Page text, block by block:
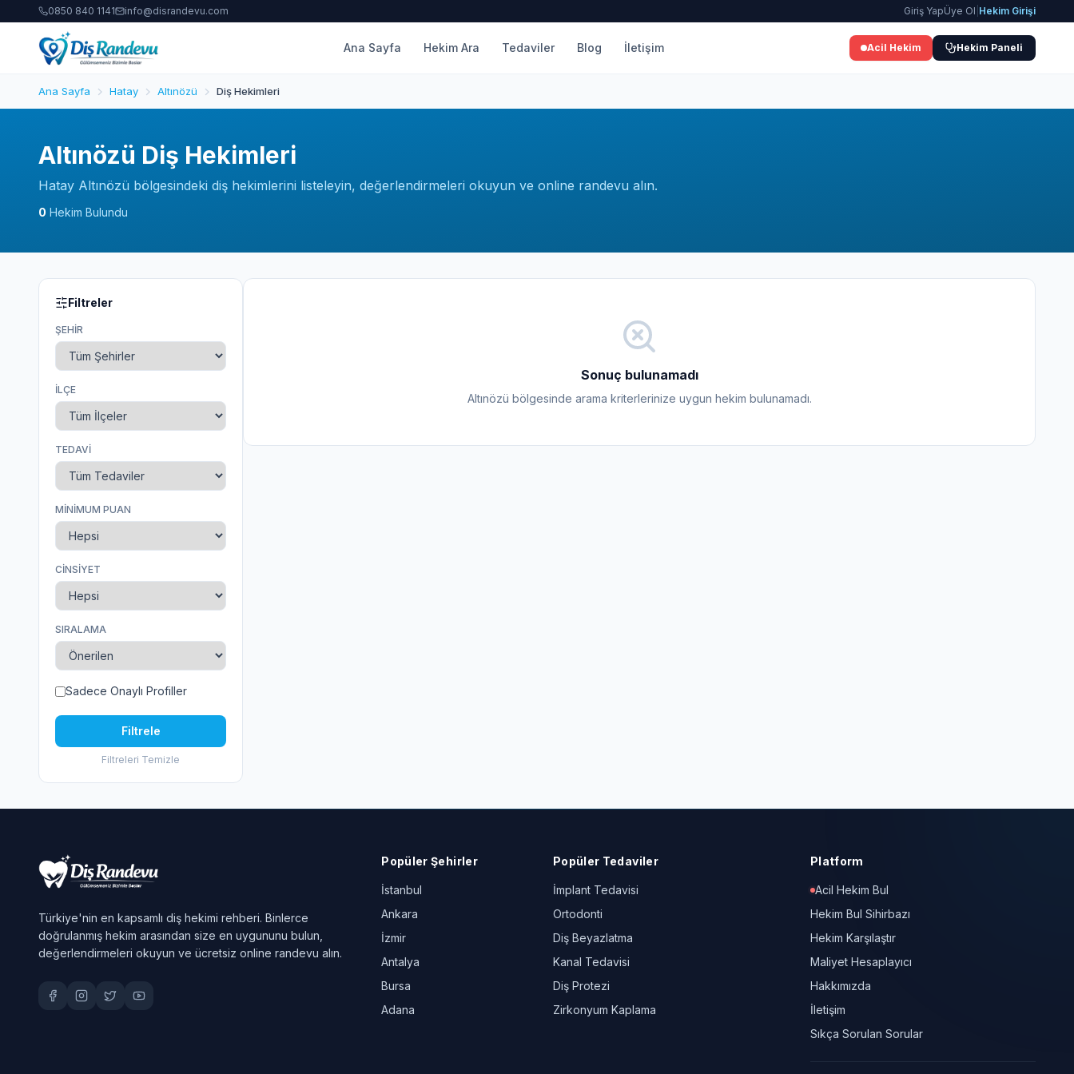
0850 840 1141 info@disrandevu.com Giriş YapÜye Ol Hekim Girişi
Ana Sayfa Hekim Ara Tedaviler Blog İletişim Acil Hekim Hekim Paneli
Ana Sayfa Hatay Altınözü Diş Hekimleri
Altınözü Diş Hekimleri
Hatay Altınözü bölgesindeki diş hekimlerini listeleyin, değerlendirmeleri okuyun ve online randevu alın.
0 Hekim Bulundu
Filtreler
ŞEHIR
İLÇE
TEDAVI
MINIMUM PUAN
CINSIYET
SIRALAMA
Sadece Onaylı Profiller
Filtrele
Filtreleri Temizle
Sonuç bulunamadı
Altınözü bölgesinde arama kriterlerinize uygun hekim bulunamadı.
Türkiye'nin en kapsamlı diş hekimi rehberi. Binlerce
doğrulanmış hekim arasından size en uygununu bulun,
değerlendirmeleri okuyun ve ücretsiz online randevu alın.
Popüler Şehirler
İstanbul
Ankara
İzmir
Antalya
Bursa
Adana
Popüler Tedaviler
İmplant Tedavisi
Ortodonti
Diş Beyazlatma
Kanal Tedavisi
Diş Protezi
Zirkonyum Kaplama
Platform
Acil Hekim Bul
Hekim Bul Sihirbazı
Hekim Karşılaştır
Maliyet Hesaplayıcı
Hakkımızda
İletişim
Sıkça Sorulan Sorular